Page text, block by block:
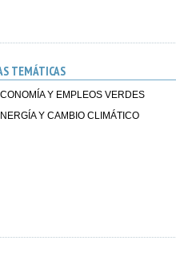
TEMÁTICAS
Y EMPLEOS VERDES
Y CAMBIO CLIMÁTICO